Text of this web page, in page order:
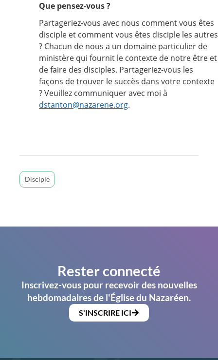
Que pensez-vous ?
Partageriez-vous avec nous comment vous êtes
disciple et comment vous êtes disciple les autres
? Chacun de nous a un domaine particulier de
ministère qui fournit le contexte de notre être et
de faire des disciples. Partageriez-vous les
façons de trouver le succès dans votre contexte
? Veuillez communiquer avec moi à
dstanton@nazarene.org.
Disciple
Rester connecté
Inscrivez-vous pour recevoir des nouvelles
hebdomadaires de l'Église du Nazaréen.
S'INSCRIRE ICI